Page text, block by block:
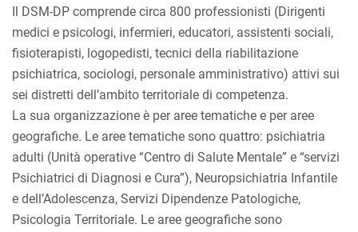
Il DSM-DP comprende circa 800 professionisti (Dirigenti
medici e psicologi, infermieri, educatori, assistenti sociali,
fisioterapisti, logopedisti, tecnici della riabilitazione
psichiatrica, sociologi, personale amministrativo) attivi sui
sei distretti dell’ambito territoriale di competenza.
La sua organizzazione è per aree tematiche e per aree
geografiche. Le aree tematiche sono quattro: psichiatria
adulti (Unità operative “Centro di Salute Mentale” e “servizi
Psichiatrici di Diagnosi e Cura”), Neuropsichiatria Infantile
e dell’Adolescenza, Servizi Dipendenze Patologiche,
Psicologia Territoriale. Le aree geografiche sono